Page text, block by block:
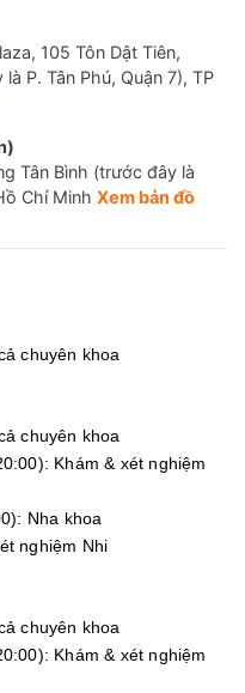
105 Tôn Dật Tiên,
P. Tân Phú, Quận 7), TP
Tân Bình (trước đây là
Chí Minh Xem bản đồ
chuyên khoa
chuyên khoa
Khám & xét nghiệm
Nha khoa
nghiệm Nhi
chuyên khoa
Khám & xét nghiệm